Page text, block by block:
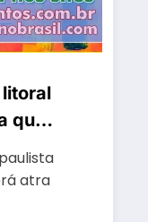
litoral
que
de
atra